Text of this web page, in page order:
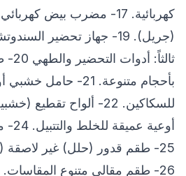
(جريل). 19- جهاز تحضير
بأحجام متنوعة. 21-
25- طقم قدور (حلل) غير لاصقة